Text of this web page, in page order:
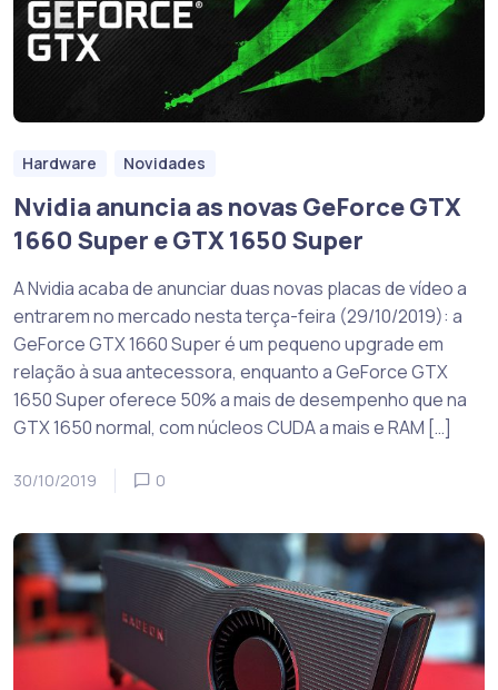
Hardware Novidades
Nvidia anuncia as novas GeForce GTX
1660 Super e GTX 1650 Super
A Nvidia acaba de anunciar duas novas placas de vídeo a
entrarem no mercado nesta terça-feira (29/10/2019): a
GeForce GTX 1660 Super é um pequeno upgrade em
relação à sua antecessora, enquanto a GeForce GTX
1650 Super oferece 50% a mais de desempenho que na
GTX 1650 normal, com núcleos CUDA a mais e RAM […]
30/10/2019 0